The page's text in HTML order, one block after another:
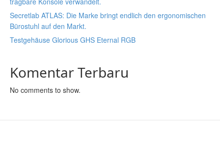
Secretlab ATLAS: Die Marke bringt endlich den ergonomischen
Bürostuhl auf den Markt.
Testgehäuse Glorious GHS Eternal RGB
Komentar Terbaru
No comments to show.